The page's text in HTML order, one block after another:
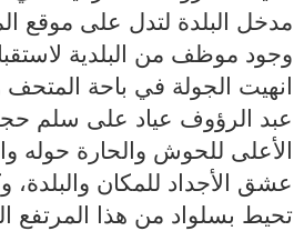
مدخل البلدة لتدل على موقع
وجود موظف من البلدية
انهيت الجولة في باحة
عبد الرؤوف عياد على سلم
الأعلى للحوش والحارة حوله
عشق الأجداد للمكان
تحيط بسلواد من هذا المرتفع